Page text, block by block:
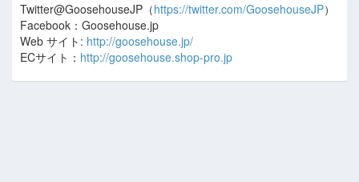
Twitter@GoosehouseJP（https://twitter.com/GoosehouseJP）
Facebook：Goosehouse.jp
Web サイト: http://goosehouse.jp/
ECサイト： http://goosehouse.shop-pro.jp